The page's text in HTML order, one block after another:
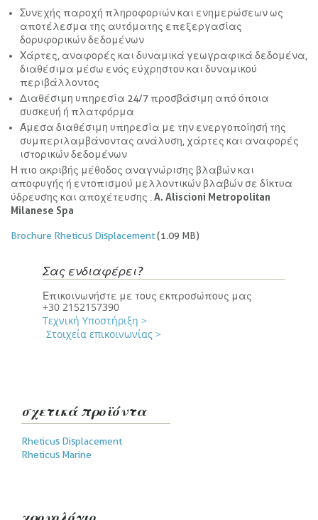
Συνεχής παροχή πληροφοριών και ενημερώσεων ως
αποτέλεσμα της αυτόματης επεξεργασίας
δορυφορικών δεδομένων
Χάρτες, αναφορές και δυναμικά γεωγραφικά δεδομένα,
διαθέσιμα μέσω ενός εύχρηστου και δυναμικού
περιβάλλοντος
Διαθέσιμη υπηρεσία 24/7 προσβάσιμη από όποια
συσκευή ή πλατφόρμα
Άμεσα διαθέσιμη υπηρεσία με την ενεργοποίησή της
συμπεριλαμβάνοντας ανάλυση, χάρτες και αναφορές
ιστορικών δεδομένων
Η πιο ακριβής μέθοδος αναγνώρισης βλαβών και
αποφυγής ή εντοπισμού μελλοντικών βλαβών σε δίκτυα
ύδρευσης και αποχέτευσης . A. Aliscioni Metropolitan
Milanese Spa
Brochure Rheticus Displacement(1.09 MB)
Σας ενδιαφέρει?
Επικοινωνήστε με τους εκπροσώπους μας
+30 2152157390
Τεχνική Υποστήριξη >
Στοιχεία επικοινωνίας >
σχετικά προϊόντα
Prodotti
correlati
Rheticus Displacement
Rheticus Marine